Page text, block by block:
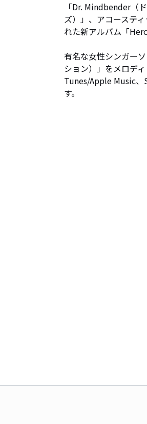
「Dr. Mindbender（
ズ）」、アコーステ
れた新アルバム「
有名な女性シンガー
ション）」をメロデ
Tunes/Apple Music、
す。